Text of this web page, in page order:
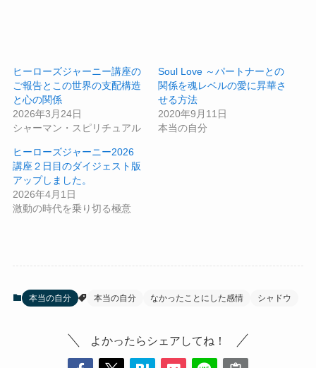
ヒーローズジャーニー講座の
ご報告とこの世界の支配構造
と心の関係
2026年3月24日
シャーマン・スピリチュアル
Soul Love ～パートナーとの
関係を魂レベルの愛に昇華さ
せる方法
2020年9月11日
本当の自分
ヒーローズジャーニー2026
講座２日目のダイジェスト版
アップしました。
2026年4月1日
激動の時代を乗り切る極意
本当の自分 本当の自分 なかったことにした感情 シャドウ
よかったらシェアしてね！